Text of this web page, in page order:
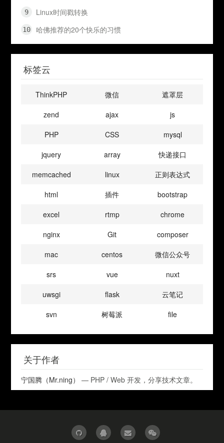
Linux时间戳转换
哈佛推荐的20个快乐的习惯
标签云
ThinkPHP 微信
遮罩层
zend
ajax
js
PHP
CSS
mysql
jquery
array
快递接口
memcached
linux
正则表达式
html
插件
bootstrap
excel
rtmp
chrome
nginx
Git
composer
mac
centos
微信公众号
srs
vue
nuxt
uwsgi
flask
云笔记
svn
树莓派 file
关于作者
宁国腾（Mr.ning） — PHP / Web 开发，分享技术文章。